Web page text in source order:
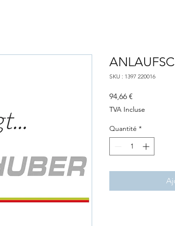
SKU : 1397 220016
94,66 €
TVA Incluse
Quantité *